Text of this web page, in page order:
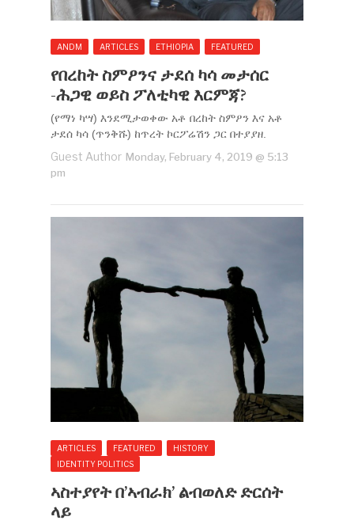
ANDM ARTICLES ETHIOPIA FEATURED
የበረከት ስምዖንና ታደሰ ካሳ መታሰር
-ሕጋዊ ወይስ ፖለቲካዊ እርምጃ?
(የማነ ካሣ) እንደሚታወቀው አቶ በረከት ስምዖን እና አቶ
ታደሰ ካሳ (ጥንቅሹ) ከጥረት ኮርፖሬሽን ጋር በተያያዘ.
Guest Author Monday, February 4, 2019 @ 5:13
pm
ARTICLES FEATURED
HISTORY
IDENTITY POLITICS
ኣስተያየት በ’ኣብራክ’ ልብወለድ ድርሰት
ላይ